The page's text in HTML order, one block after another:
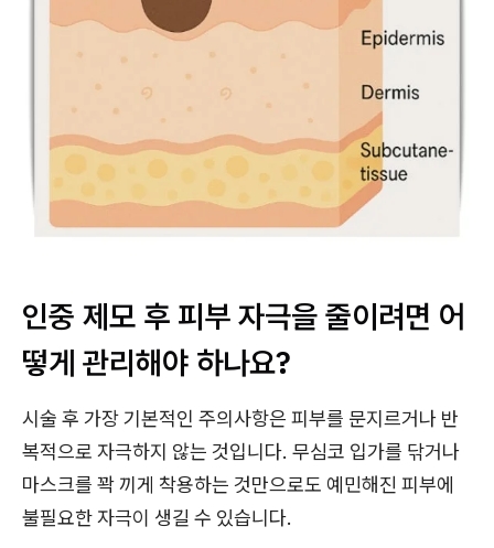
인중 제모 후 피부 자극을 줄이려면 어
떻게 관리해야 하나요?
시술 후 가장 기본적인 주의사항은 피부를 문지르거나 반
복적으로 자극하지 않는 것입니다. 무심코 입가를 닦거나
마스크를 꽉 끼게 착용하는 것만으로도 예민해진 피부에
불필요한 자극이 생길 수 있습니다.